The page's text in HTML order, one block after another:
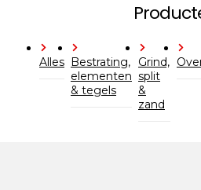
Alles Bestrating,
elementen
& tegels
Grind,
split
&
zand